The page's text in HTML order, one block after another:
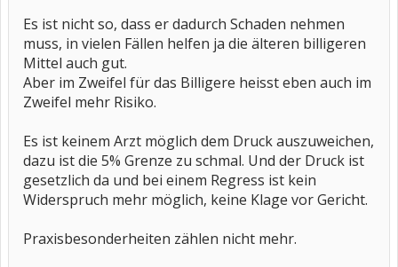
Es ist nicht so, dass er dadurch Schaden nehmen
muss, in vielen Fällen helfen ja die älteren billigeren
Mittel auch gut.
Aber im Zweifel für das Billigere heisst eben auch im
Zweifel mehr Risiko.
Es ist keinem Arzt möglich dem Druck auszuweichen,
dazu ist die 5% Grenze zu schmal. Und der Druck ist
gesetzlich da und bei einem Regress ist kein
Widerspruch mehr möglich, keine Klage vor Gericht.
Praxisbesonderheiten zählen nicht mehr.